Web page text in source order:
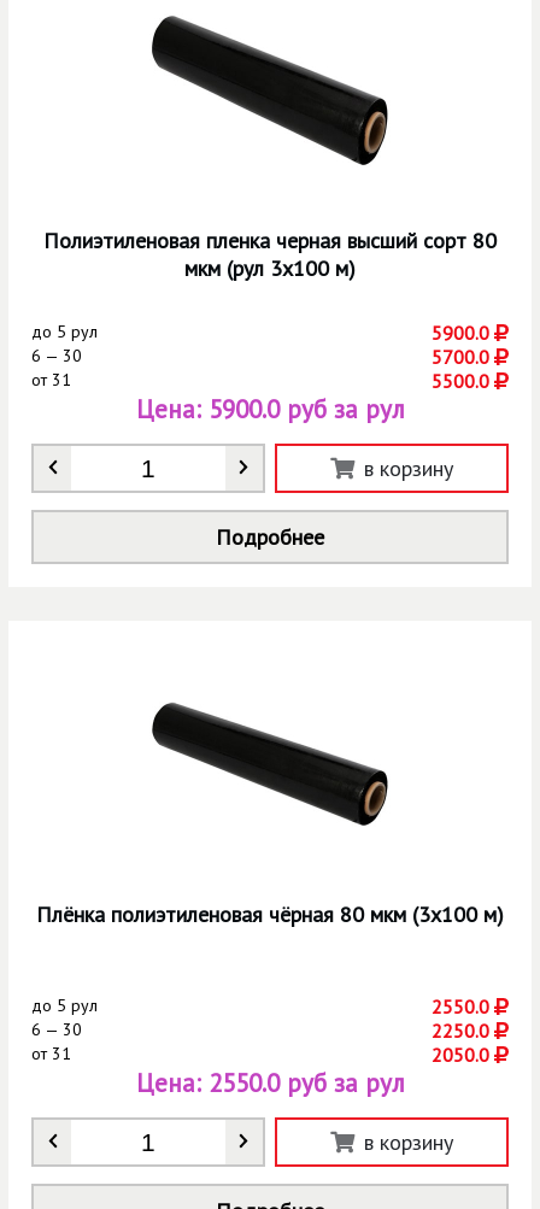
Полиэтиленовая пленка черная высший сорт 80
мкм (рул 3х100 м)
до 5 рул 5900.0
6 — 30 5700.0
от31 5500.0
Количество
Цена: 5900.0 руб за рул
в корзину
Подробнее
Плёнка полиэтиленовая чёрная 80 мкм (3х100 м)
до 5 рул 2550.0
6 — 30 2250.0
от31 2050.0
Количество
Цена: 2550.0 руб за рул
в корзину